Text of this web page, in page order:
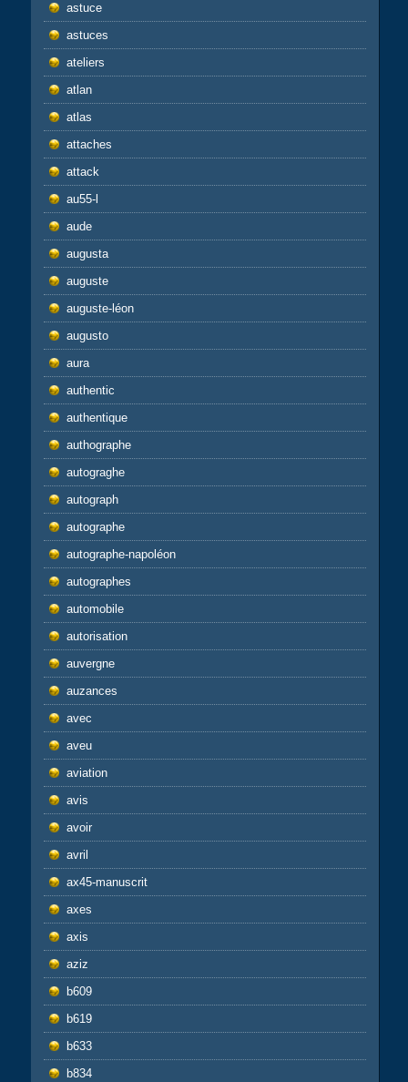
astuce
astuces
ateliers
atlan
atlas
attaches
attack
au55-l
aude
augusta
auguste
auguste-léon
augusto
aura
authentic
authentique
authographe
autograghe
autograph
autographe
autographe-napoléon
autographes
automobile
autorisation
auvergne
auzances
avec
aveu
aviation
avis
avoir
avril
ax45-manuscrit
axes
axis
aziz
b609
b619
b633
b834